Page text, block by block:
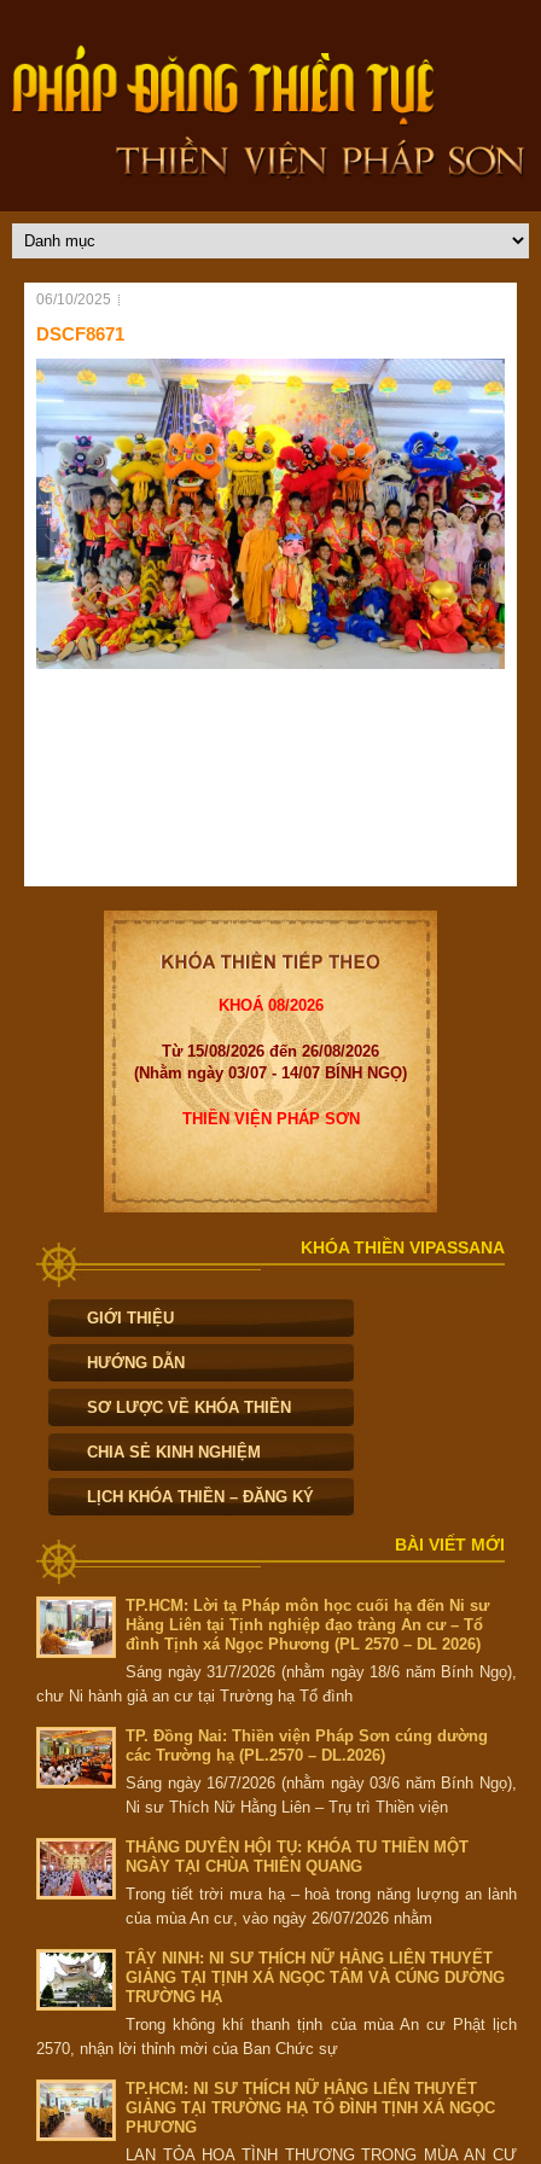
06/10/2025
DSCF8671
KHOÁ 08/2026
Từ 15/08/2026 đến 26/08/2026
(Nhằm ngày 03/07 - 14/07 BÍNH NGỌ)
THIỀN VIỆN PHÁP SƠN
KHÓA THIỀN VIPASSANA
GIỚI THIỆU
HƯỚNG DẪN
SƠ LƯỢC VỀ KHÓA THIỀN
CHIA SẺ KINH NGHIỆM
LỊCH KHÓA THIỀN – ĐĂNG KÝ
BÀI VIẾT MỚI
TP.HCM: Lời tạ Pháp môn học cuối hạ đến Ni sư
Hằng Liên tại Tịnh nghiệp đạo tràng An cư – Tổ
đình Tịnh xá Ngọc Phương (PL 2570 – DL 2026)
Sáng ngày 31/7/2026 (nhằm ngày 18/6 năm Bính Ngọ),
chư Ni hành giả an cư tại Trường hạ Tổ đình
TP. Đồng Nai: Thiền viện Pháp Sơn cúng dường
các Trường hạ (PL.2570 – DL.2026)
Sáng ngày 16/7/2026 (nhằm ngày 03/6 năm Bính Ngọ),
Ni sư Thích Nữ Hằng Liên – Trụ trì Thiền viện
THẮNG DUYÊN HỘI TỤ: KHÓA TU THIỀN MỘT
NGÀY TẠI CHÙA THIÊN QUANG
Trong tiết trời mưa hạ – hoà trong năng lượng an lành
của mùa An cư, vào ngày 26/07/2026 nhằm
TÂY NINH: NI SƯ THÍCH NỮ HẰNG LIÊN THUYẾT
GIẢNG TẠI TỊNH XÁ NGỌC TÂM VÀ CÚNG DƯỜNG
TRƯỜNG HẠ
Trong không khí thanh tịnh của mùa An cư Phật lịch
2570, nhận lời thỉnh mời của Ban Chức sự
TP.HCM: NI SƯ THÍCH NỮ HẰNG LIÊN THUYẾT
GIẢNG TẠI TRƯỜNG HẠ TỔ ĐÌNH TỊNH XÁ NGỌC
PHƯƠNG
LAN TỎA HOA TÌNH THƯƠNG TRONG MÙA AN CƯ